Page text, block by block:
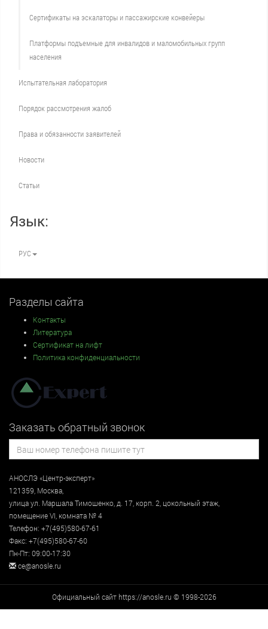
Сертификаты на эскалаторы и пассажирские конвейеры
Платформы подъемные для инвалидов и маломобильных групп
населения
Испытательная лаборатория
Порядок рассмотрения жалоб
Права и обязанности заявителей
Новости
Статьи
Язык:
РУС
Разделы сайта
Контакты
Литература
Сертификат на лифт
Политика конфиденциальности
Заказать обратный звонок
АНОСЛЭ «Центр-эксперт»
121359 Москва
улицаул. Маршала Тимошенко, д. 17, корп. 2, цокольный этаж
помещение VI, комната № 4
Телефон: +7(495)580-67-61
Факс: +7(495)580-67-60
Пн-Пт: 09:00-17:30
ce@anosle.ru
Официальный сайт https://anosle.ru © 1998-2026